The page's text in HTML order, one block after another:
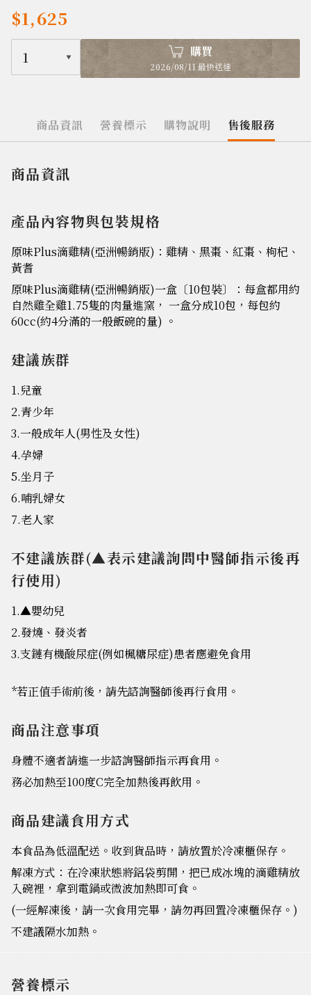
$1,625
1 購買
2026/08/11 最快送達
商品資訊 營養標示 購物說明 售後服務
商品資訊
產品內容物與包裝規格
原味Plus滴雞精(亞洲暢銷版)：雞精、黑棗、紅棗、枸杞、
黃耆
原味Plus滴雞精(亞洲暢銷版)一盒〔10包裝〕：每盒都用約
自然雞全雞1.75隻的肉量進窯， 一盒分成10包，每包約
60cc(約4分滿的一般飯碗的量) 。
建議族群
1.兒童
2.青少年
3.一般成年人(男性及女性)
4.孕婦
5.坐月子
6.哺乳婦女
7.老人家
不建議族群(▲表示建議詢問中醫師指示後再
行使用)
1.▲嬰幼兒
2.發燒、發炎者
3.支鏈有機酸尿症(例如楓糖尿症)患者應避免食用
*若正值手術前後，請先諮詢醫師後再行食用。
商品注意事項
身體不適者請進一步諮詢醫師指示再食用。
務必加熱至100度C完全加熱後再飲用。
商品建議食用方式
本食品為低溫配送。收到貨品時，請放置於冷凍櫃保存。
解凍方式：在冷凍狀態將鋁袋剪開，把已成冰塊的滴雞精放
入碗裡，拿到電鍋或微波加熱即可食。
(一經解凍後，請一次食用完畢，請勿再回置冷凍櫃保存。)
不建議隔水加熱。
營養標示